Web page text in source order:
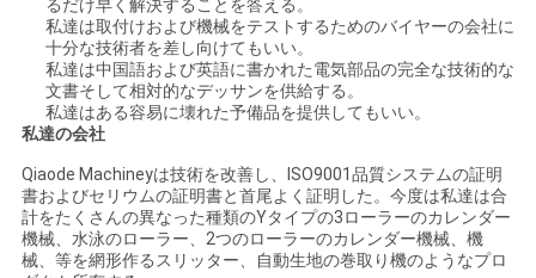
るだけ早く解決することを答える。
私達は取付けおよび機械をテストするためのバイヤーの会社に
十分な技術者を差し向けてもいい。
私達は中国語および英語に書かれた電気部品の完全な技術的な
文書そして相対的なデッサンを供給する。
私達はある容易に壊れた予備品を提供してもいい。
私達の会社
Qiaode Machineyは技術を改善し、ISO9001品質システムの証明
書およびセリウムの証明書と首尾よく証明した。今度は私達は合
計をたくさんの異なった種類のYタイプの3ローラーのカレンダー
機械、水泳のローラー、2つのローラーのカレンダー機械、機
械、等を網形作るスリッター、自動生地の巻取り機のようなプロ